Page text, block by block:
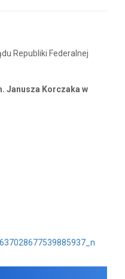
Republiki Federalnej
Janusza Korczaka w